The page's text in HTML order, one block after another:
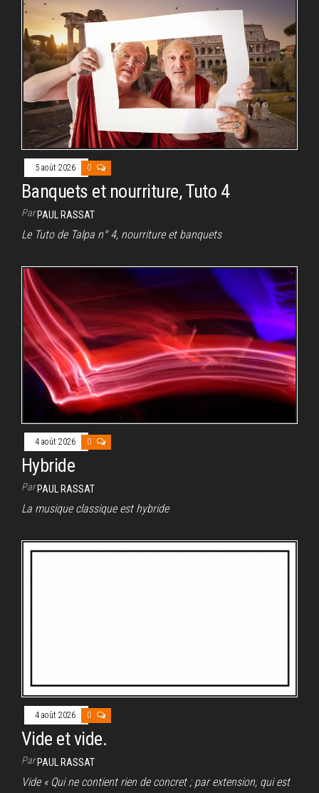
5 août 2026 0
Banquets et nourriture, Tuto 4
ParPAUL RASSAT
Le Tuto de Talpa n° 4, nourriture et banquets
4 août 2026 0
Hybride
ParPAUL RASSAT
La musique classique est hybride
4 août 2026 0
Vide et vide.
ParPAUL RASSAT
Vide « Qui ne contient rien de concret ; par extension, qui est